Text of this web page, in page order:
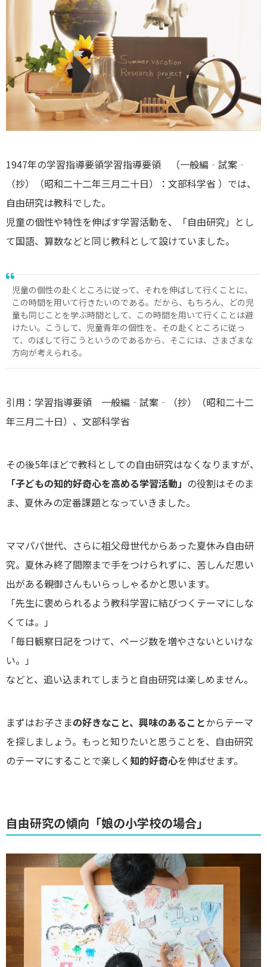
1947年の学習指導要領学習指導要領 （一般編‐試案‐
（抄）（昭和二十二年三月二十日）：文部科学省 ）では、
自由研究は教科でした。
児童の個性や特性を伸ばす学習活動を、「自由研究」とし
て国語、算数などと同じ教科として設けていました。
児童の個性の赴くところに従って、それを伸ばして行くことに、
この時間を用いて行きたいのである。だから、もちろん、どの児
童も同じことを学ぶ時間として、この時間を用いて行くことは避
けたい。こうして、児童青年の個性を、その赴くところに従っ
て、のばして行こうというのであるから、そこには、さまざまな
方向が考えられる。
引用：学習指導要領 一般編‐試案‐（抄）（昭和二十二
年三月二十日）、文部科学省
その後5年ほどで教科としての自由研究はなくなりますが、
「子どもの知的好奇心を高める学習活動」 の役割はそのま
ま、夏休みの定番課題となっていきました。
ママパパ世代、さらに祖父母世代からあった夏休み自由研
究。夏休み終了間際まで手をつけられずに、苦しんだ思い
出がある親御さんもいらっしゃるかと思います。
「先生に褒められるよう教科学習に結びつくテーマにしな
くては。」
「毎日観察日記をつけて、ページ数を増やさないといけな
い。」
などと、追い込まれてしまうと自由研究は楽しめません。
まずはお子さまの好きなこと、興味のあることからテーマ
を探しましょう。もっと知りたいと思うことを、自由研究
のテーマにすることで楽しく 知的好奇心を伸ばせます。
自由研究の傾向「娘の小学校の場合」